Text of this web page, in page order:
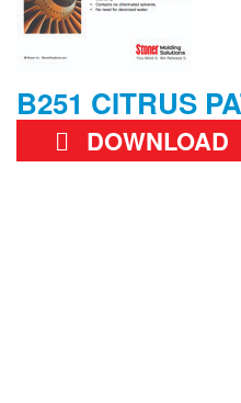
B251 CITRUS
DOWNLOAD